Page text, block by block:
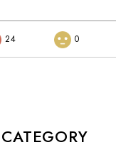
24 0
CATEGORY